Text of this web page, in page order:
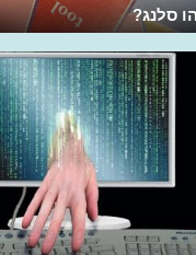
סלנג?